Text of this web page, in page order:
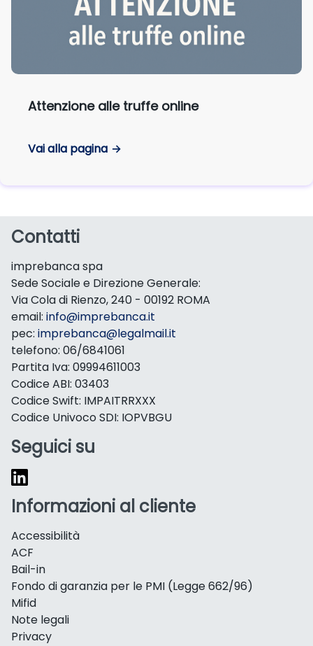
Attenzione alle truffe online
Vai alla pagina
Contatti
imprebanca spa
Sede Sociale e Direzione Generale:
Via Cola di Rienzo, 240 - 00192 ROMA
email: info@imprebanca.it
pec: imprebanca@legalmail.it
telefono: 06/6841061
Partita Iva: 09994611003
Codice ABI: 03403
Codice Swift: IMPAITRRXXX
Codice Univoco SDI: IOPVBGU
Seguici su
Informazioni al cliente
Accessibilità
ACF
Bail-in
Fondo di garanzia per le PMI (Legge 662/96)
Mifid
Note legali
Privacy